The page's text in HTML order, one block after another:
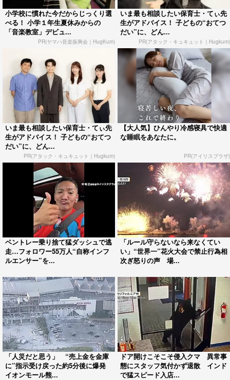
小学校に慣れた今だからじっくり選
べる！ 小学１年生夏休みからの
「音楽教室」デビュ...
PR(ヤマハ音楽振興会｜HugKum)
いま最も相談したい保育士・てぃ先
生がアドバイス！ 子どもの“おてつ
だい”に、どん...
PR(アタック・キュキュット｜Hugkum)
いま最も相談したい保育士・てぃ先
生がアドバイス！ 子どもの“おてつ
だい”に、どん...
PR(アタック・キュキュット｜Hugkum)
【大人気】ひんやり冷感寝具で快適
な睡眠をあなたに。
PR(アイリスプラザ)
ベントレー乗り捨て猛ダッシュで逃
走…フォロワー55万人“自称インフ
ルエンサー”を...
「ルール守らないなら来なくてい
い」“世界一”花火大会で禁止行為相
次ぎ怒りの声 場...
「人災だと思う」 “売上金を金庫
に”指示受け戻った約5分後に爆発
イオンモール熊...
ドア開けこそこそ侵入クマ 異常事
態にスタッフ気付かず退散 インド
で猛スピード入店...